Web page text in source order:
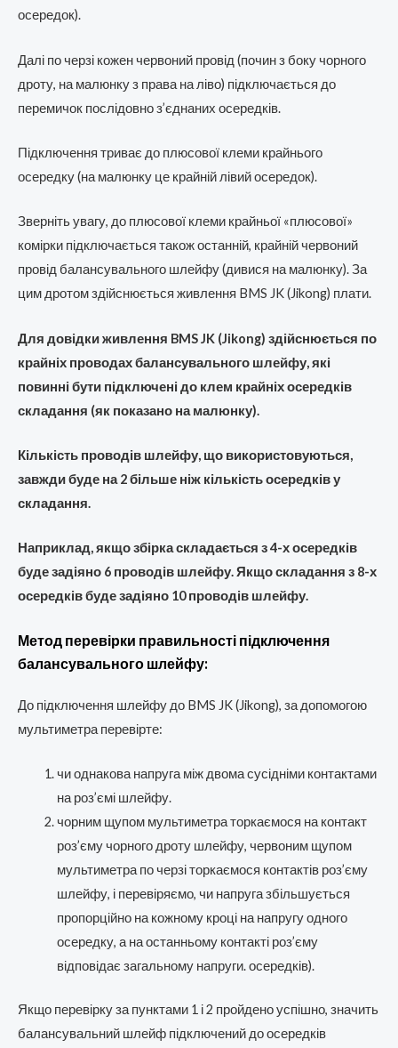
осередок).
Далі по черзі кожен червоний провід (почин з боку чорного
дроту, на малюнку з права на ліво) підключається до
перемичок послідовно з’єднаних осередків.
Підключення триває до плюсової клеми крайнього
осередку (на малюнку це крайній лівий осередок).
Зверніть увагу, до плюсової клеми крайньої «плюсової»
комірки підключається також останній, крайній червоний
провід балансувального шлейфу (дивися на малюнку). За
цим дротом здійснюється живлення BMS JK (Jikong) плати.
Для довідки живлення BMS JK (Jikong) здійснюється по
крайніх проводах балансувального шлейфу, які
повинні бути підключені до клем крайніх осередків
складання (як показано на малюнку).
Кількість проводів шлейфу, що використовуються,
завжди буде на 2 більше ніж кількість осередків у
складання.
Наприклад, якщо збірка складається з 4-х осередків
буде задіяно 6 проводів шлейфу. Якщо складання з 8-х
осередків буде задіяно 10 проводів шлейфу.
Метод перевірки правильності підключення
балансувального шлейфу:
До підключення шлейфу до BMS JK (Jikong), за допомогою
мультиметра перевірте:
чи однакова напруга між двома сусідніми контактами
на роз’ємі шлейфу.
чорним щупом мультиметра торкаємося на контакт
роз’єму чорного дроту шлейфу, червоним щупом
мультиметра по черзі торкаємося контактів роз’єму
шлейфу, і перевіряємо, чи напруга збільшується
пропорційно на кожному кроці на напругу одного
осередку, а на останньому контакті роз’єму
відповідає загальному напруги. осередків).
Якщо перевірку за пунктами 1 і 2 пройдено успішно, значить
балансувальний шлейф підключений до осередків